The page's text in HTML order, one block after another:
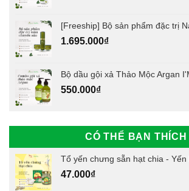
[Freeship] Bộ sản phẩm đặc trị
1.695.000₫
Bộ dầu gội xả Thảo Mộc Argan
550.000₫
CÓ THỂ BẠN THÍCH
Tổ yến chưng sẵn hạt chia - Yến
47.000₫